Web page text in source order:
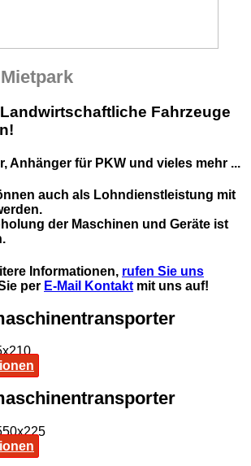
Mietpark
Fahrzeuge
Anhänger für PKW und vieles mehr ...
auch als Lohndienstleistung mit
der Maschinen und Geräte ist
Informationen, rufen Sie uns
per E-Mail Kontakt mit uns auf!